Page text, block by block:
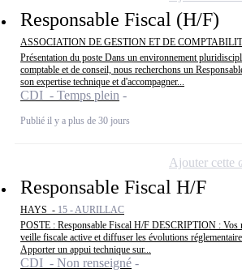
Responsable Fiscal (H/F)
ASSOCIATION DE GESTION ET DE
Présentation du poste Dans un environnement
comptable et de conseil, nous recherchons un
son expertise technique et d'accompagner...
CDI - Temps plein
Publié il y a plus de 30 jours
Responsable Fiscal H/F
HAYS - 15 - AURILLAC
POSTE : Responsable Fiscal H/F DESCRIPTION : Vos
veille fiscale active et diffuser les évolutions
Apporter un appui technique sur...
CDI - Non renseigné
Ajouter cette